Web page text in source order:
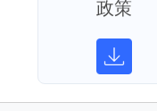
政策